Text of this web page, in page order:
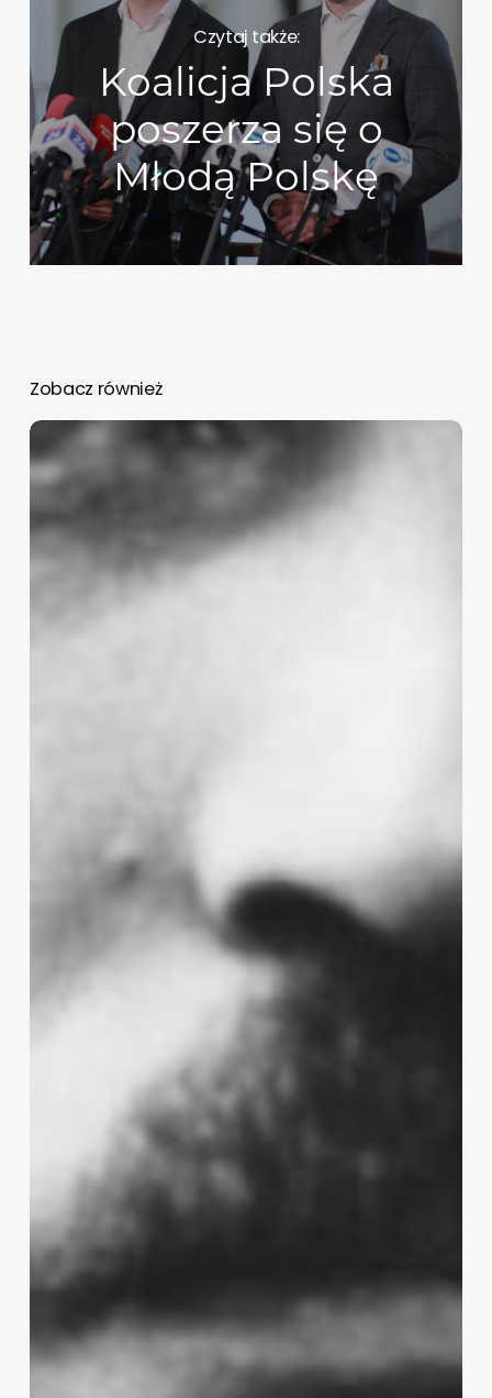
Czytaj także:
Koalicja Polska
poszerza się o
Młodą Polskę
Zobacz również